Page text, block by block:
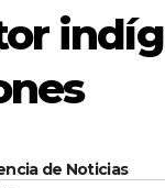
de Noticias